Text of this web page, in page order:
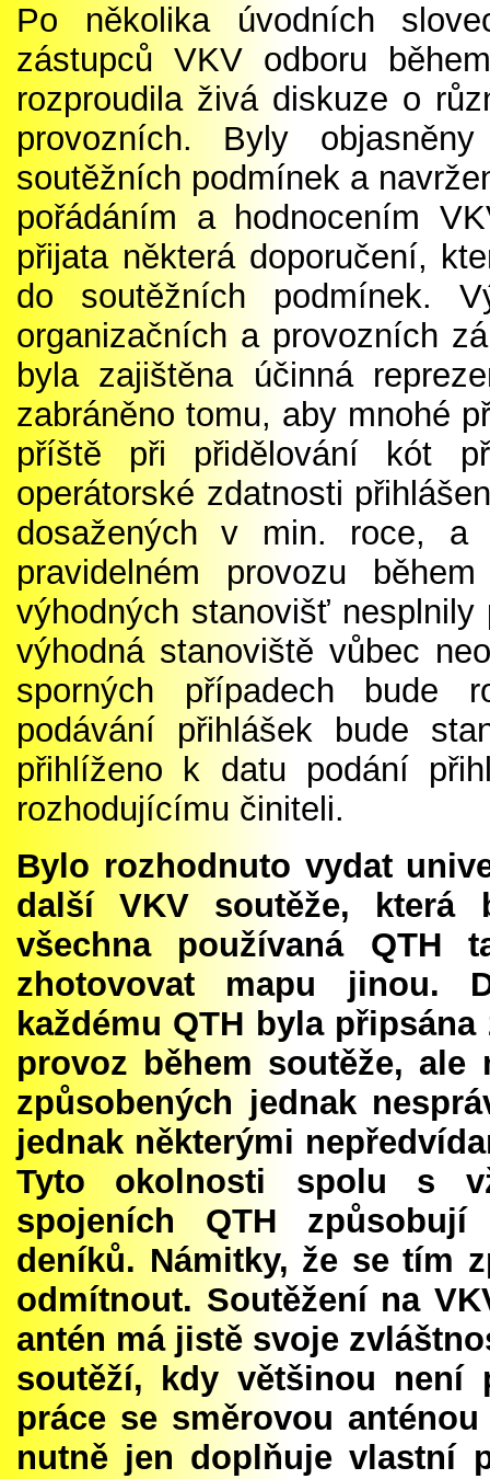
Po několika úvodních
zástupců VKV odboru
rozproudila živá diskuze o
provozních. Byly
soutěžních podmínek a
pořádáním a hodnocením
přijata některá doporučení,
do soutěžních podmínek.
organizačních a provozních
byla zajištěna účinná
zabráněno tomu, aby mnohé
příště při přidělování kót
operátorské zdatnosti
dosažených v min. roce,
pravidelném provozu
výhodných stanovišť
výhodná stanoviště vůbec
sporných případech bude
podávání přihlášek bude
přihlíženo k datu podání
rozhodujícímu činiteli.
Bylo rozhodnuto vydat
další VKV soutěže, která
všechna používaná QTH
zhotovovat mapu jinou.
každému QTH byla
provoz během soutěže, ale
způsobených jednak
jednak některými
Tyto okolnosti spolu s
spojeních QTH
deníků. Námitky, že se tím
odmítnout. Soutěžení na
antén má jistě svoje
soutěží, kdy většinou není
práce se směrovou
nutně jen doplňuje vlastní